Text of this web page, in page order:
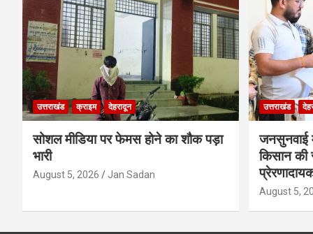
उत्तराखंड क्राइम देहरादून
सोशल मीडिया पर फेमस होने का शौक पड़ा
भारी
August 5, 2026 Jan Sadan
उत्तराखंड
जनसुनवाई
किसान की
August 5,